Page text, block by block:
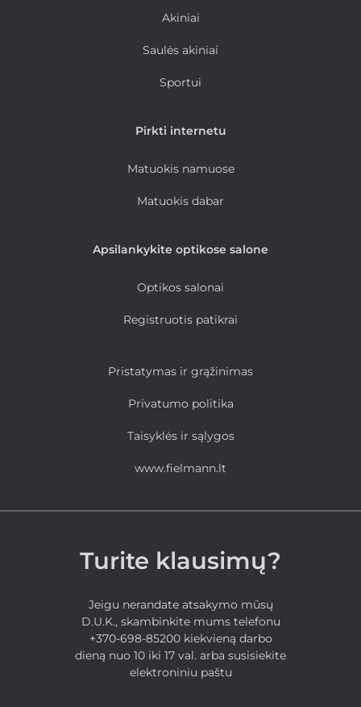
Akiniai
Saulės akiniai
Sportui
Pirkti internetu
Matuokis namuose
Matuokis dabar
Apsilankykite optikose salone
Optikos salonai
Registruotis patikrai
Pristatymas ir grąžinimas
Privatumo politika
Taisyklės ir sąlygos
www.fielmann.lt
Turite klausimų?
Jeigu nerandate atsakymo mūsų
D.U.K., skambinkite mums telefonu
+370-698-85200 kiekvieną darbo
dieną nuo 10 iki 17 val. arba susisiekite
elektroniniu paštu